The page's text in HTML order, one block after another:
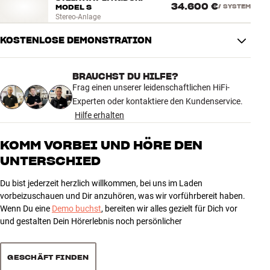
MODEL S
Stereo-Anlage
34.600 €/ SYSTEM
KOSTENLOSE DEMONSTRATION
BRAUCHST DU HILFE?
Frag einen unserer leidenschaftlichen HiFi-
Experten oder kontaktiere den Kundenservice.
Hilfe erhalten
KOMM VORBEI UND HÖRE DEN
UNTERSCHIED
Du bist jederzeit herzlich willkommen, bei uns im Laden
vorbeizuschauen und Dir anzuhören, was wir vorführbereit haben.
Wenn Du eine Demo buchst, bereiten wir alles gezielt für Dich vor
und gestalten Dein Hörerlebnis noch persönlicher
GESCHÄFT FINDEN